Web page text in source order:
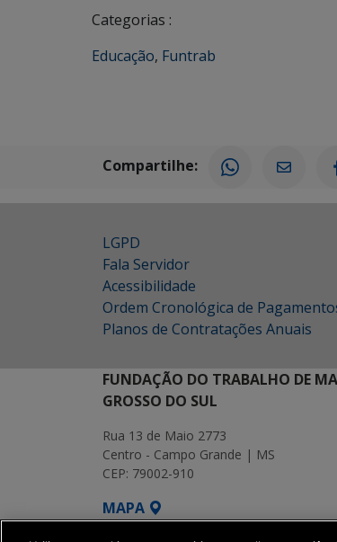
Categorias :
Educação, Funtrab
Compartilhe:
LGPD
Fala Servidor
Acessibilidade
Ordem Cronológica de
Planos de Contratações Anuais
FUNDAÇÃO DO TRABALHO DE
GROSSO DO SUL
Rua 13 de Maio 2773
Centro - Campo Grande | MS
CEP: 79002-910
MAPA